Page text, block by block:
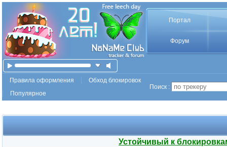
Портал
Форум
Правила оформления
Обход блокировок
Популярное
Поиск :
Устойчивый к